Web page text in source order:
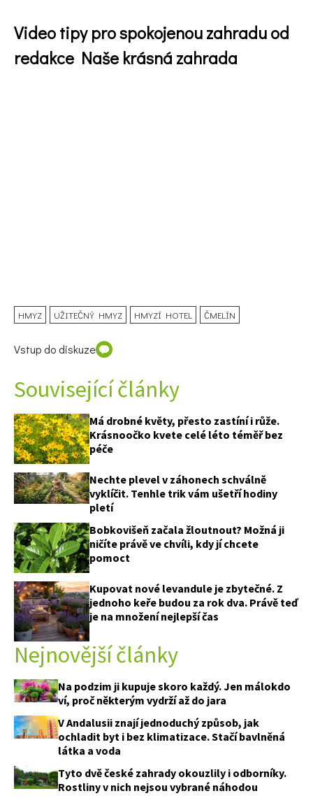
Video tipy pro spokojenou zahradu od
redakce Naše krásná zahrada
HMYZ UŽITEČNÝ HMYZ HMYZÍ HOTEL ČMELÍN
Vstup do diskuze
Související články
Má drobné květy, přesto zastíní i růže.
Krásnoočko kvete celé léto téměř bez
péče
Nechte plevel v záhonech schválně
vyklíčit. Tenhle trik vám ušetří hodiny
pletí
Bobkovišeň začala žloutnout? Možná ji
ničíte právě ve chvíli, kdy jí chcete
pomoct
Kupovat nové levandule je zbytečné. Z
jednoho keře budou za rok dva. Právě teď
je na množení nejlepší čas
Nejnovější články
Na podzim ji kupuje skoro každý. Jen málokdo
ví, proč některým vydrží až do jara
V Andalusii znají jednoduchý způsob, jak
ochladit byt i bez klimatizace. Stačí bavlněná
látka a voda
Tyto dvě české zahrady okouzlily i odborníky.
Rostliny v nich nejsou vybrané náhodou